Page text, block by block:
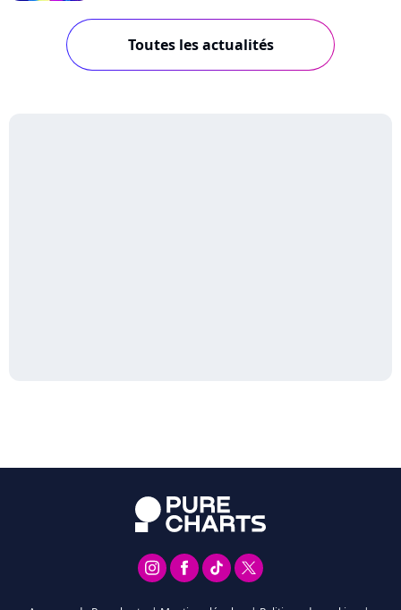
Toutes les actualités